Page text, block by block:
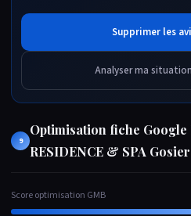
Supprimer les
Analyser ma
9
Optimisation fiche Google
RESIDENCE & SPA Gosier
Score optimisation GMB